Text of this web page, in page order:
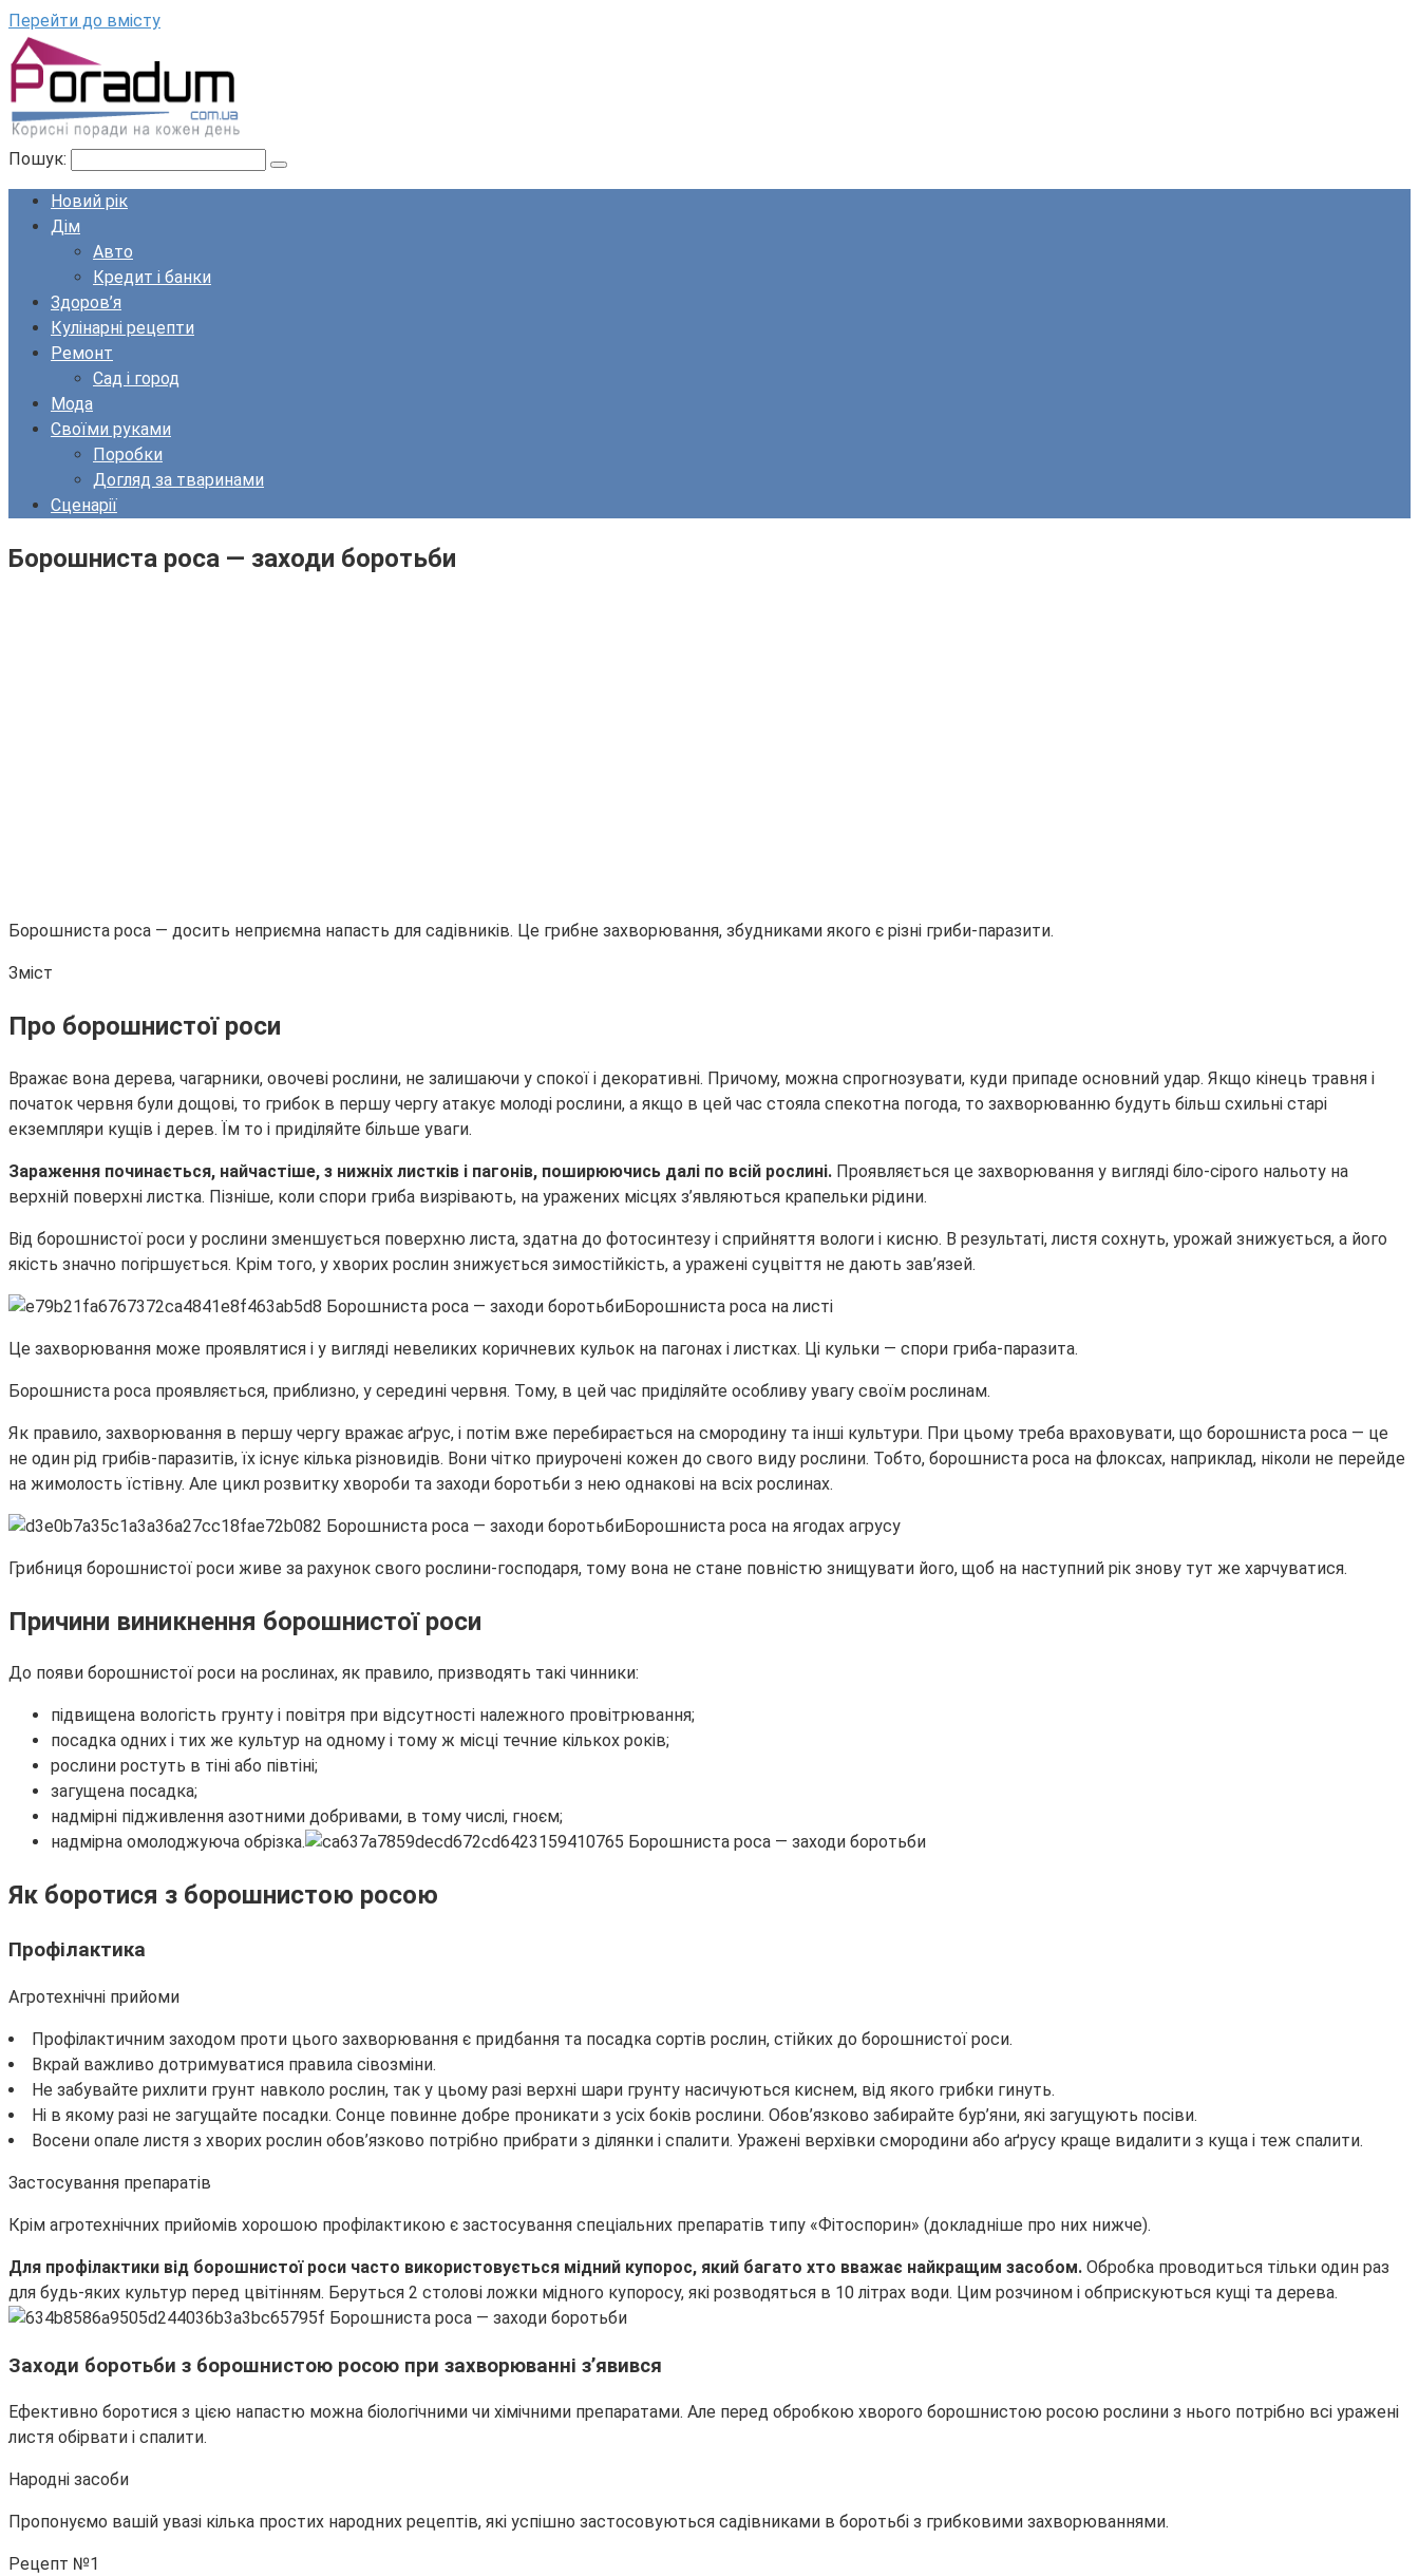
Перейти до вмісту
Пошук:
Новий рік
Дім
Авто
Кредит і банки
Здоров’я
Кулінарні рецепти
Ремонт
Сад і город
Мода
Своїми руками
Поробки
Догляд за тваринами
Сценарії
Борошниста роса — заходи боротьби
Борошниста роса — досить неприємна напасть для садівників. Це грибне захворювання, збудниками якого є різні гриби-паразити.
Зміст
Про борошнистої роси
Вражає вона дерева, чагарники, овочеві рослини, не залишаючи у спокої і декоративні. Причому, можна спрогнозувати, куди припаде основний удар. Якщо кінець травня і
початок червня були дощові, то грибок в першу чергу атакує молоді рослини, а якщо в цей час стояла спекотна погода, то захворюванню будуть більш схильні старі
екземпляри кущів і дерев. Їм то і приділяйте більше уваги.
Зараження починається, найчастіше, з нижніх листків і пагонів, поширюючись далі по всій рослині. Проявляється це захворювання у вигляді біло-сірого нальоту на
верхній поверхні листка. Пізніше, коли спори гриба визрівають, на уражених місцях з’являються крапельки рідини.
Від борошнистої роси у рослини зменшується поверхню листа, здатна до фотосинтезу і сприйняття вологи і кисню. В результаті, листя сохнуть, урожай знижується, а його
якість значно погіршується. Крім того, у хворих рослин знижується зимостійкість, а уражені суцвіття не дають зав’язей.
Борошниста роса на листі
Це захворювання може проявлятися і у вигляді невеликих коричневих кульок на пагонах і листках. Ці кульки — спори гриба-паразита.
Борошниста роса проявляється, приблизно, у середині червня. Тому, в цей час приділяйте особливу увагу своїм рослинам.
Як правило, захворювання в першу чергу вражає аґрус, і потім вже перебирається на смородину та інші культури. При цьому треба враховувати, що борошниста роса — це
не один рід грибів-паразитів, їх існує кілька різновидів. Вони чітко приурочені кожен до свого виду рослини. Тобто, борошниста роса на флоксах, наприклад, ніколи не перейде
на жимолость їстівну. Але цикл розвитку хвороби та заходи боротьби з нею однакові на всіх рослинах.
Борошниста роса на ягодах агрусу
Грибниця борошнистої роси живе за рахунок свого рослини-господаря, тому вона не стане повністю знищувати його, щоб на наступний рік знову тут же харчуватися.
Причини виникнення борошнистої роси
До появи борошнистої роси на рослинах, як правило, призводять такі чинники:
підвищена вологість грунту і повітря при відсутності належного провітрювання;
посадка одних і тих же культур на одному і тому ж місці течние кількох років;
рослини ростуть в тіні або півтіні;
загущена посадка;
надмірні підживлення азотними добривами, в тому числі, гноєм;
надмірна омолоджуюча обрізка.
Як боротися з борошнистою росою
Профілактика
Агротехнічні прийоми
Профілактичним заходом проти цього захворювання є придбання та посадка сортів рослин, стійких до борошнистої роси.
Вкрай важливо дотримуватися правила сівозміни.
Не забувайте рихлити грунт навколо рослин, так у цьому разі верхні шари грунту насичуються киснем, від якого грибки гинуть.
Ні в якому разі не загущайте посадки. Сонце повинне добре проникати з усіх боків рослини. Обов’язково забирайте бур’яни, які загущують посіви.
Восени опале листя з хворих рослин обов’язково потрібно прибрати з ділянки і спалити. Уражені верхівки смородини або аґрусу краще видалити з куща і теж спалити.
Застосування препаратів
Крім агротехнічних прийомів хорошою профілактикою є застосування спеціальних препаратів типу «Фітоспорин» (докладніше про них нижче).
Для профілактики від борошнистої роси часто використовується мідний купорос, який багато хто вважає найкращим засобом. Обробка проводиться тільки один раз
для будь-яких культур перед цвітінням. Беруться 2 столові ложки мідного купоросу, які розводяться в 10 літрах води. Цим розчином і обприскуються кущі та дерева.
Заходи боротьби з борошнистою росою при захворюванні з’явився
Ефективно боротися з цією напастю можна біологічними чи хімічними препаратами. Але перед обробкою хворого борошнистою росою рослини з нього потрібно всі уражені
листя обірвати і спалити.
Народні засоби
Пропонуємо вашій увазі кілька простих народних рецептів, які успішно застосовуються садівниками в боротьбі з грибковими захворюваннями.
Рецепт №1